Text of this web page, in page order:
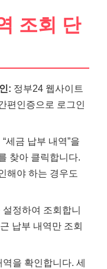
조회 단
: 정부24 웹사이트
편인증으로 로그인
세금 납부 내역”을
찾아 클릭합니다.
해야 하는 경우도
정하여 조회합니
납부 내역만 조회
을 확인합니다. 세